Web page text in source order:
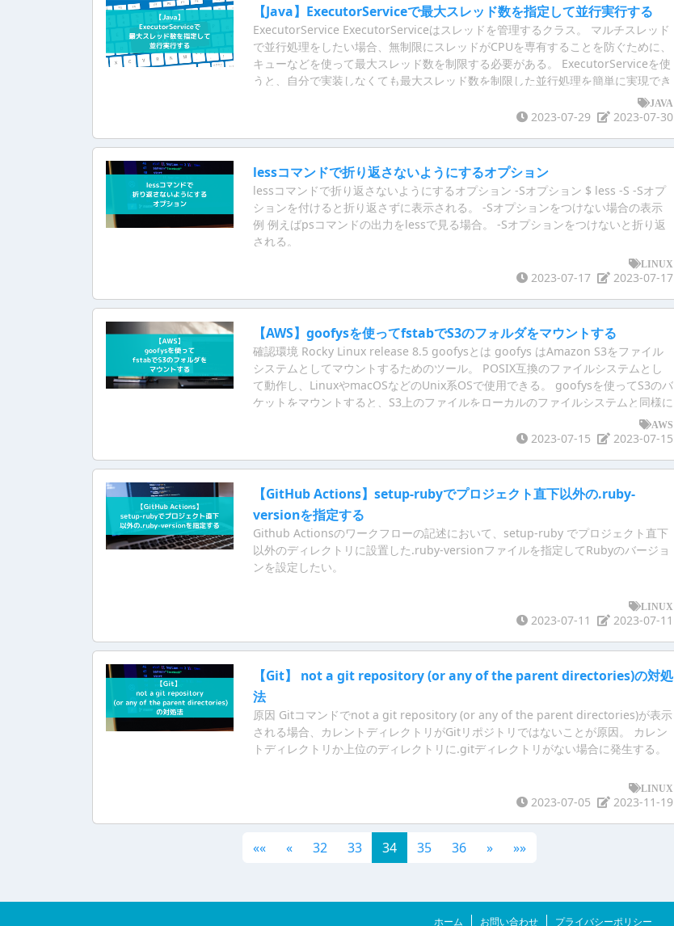
【Java】ExecutorServiceで最大スレッド数を指定して並行実行する
ExecutorService ExecutorServiceはスレッドを管理するクラス。 マルチスレッド
で並行処理をしたい場合、無制限にスレッドがCPUを専有することを防ぐために、
キューなどを使って最大スレッド数を制限する必要がある。 ExecutorServiceを使
うと、自分で実装しなくても最大スレッド数を制限した並行処理を簡単に実現でき
JAVA
2023-07-29 2023-07-30
lessコマンドで折り返さないようにするオプション
lessコマンドで折り返さないようにするオプション -Sオプション $ less -S -Sオプ
ションを付けると折り返さずに表示される。 -Sオプションをつけない場合の表示
例 例えばpsコマンドの出力をlessで見る場合。 -Sオプションをつけないと折り返
される。
LINUX
2023-07-17 2023-07-17
【AWS】goofysを使ってfstabでS3のフォルダをマウントする
確認環境 Rocky Linux release 8.5 goofysとは goofys はAmazon S3をファイル
システムとしてマウントするためのツール。 POSIX互換のファイルシステムとし
て動作し、LinuxやmacOSなどのUnix系OSで使用できる。 goofysを使ってS3のバ
ケットをマウントすると、S3上のファイルをローカルのファイルシステムと同様に
AWS
2023-07-15 2023-07-15
【GitHub Actions】setup-rubyでプロジェクト直下以外の.ruby-
versionを指定する
Github Actionsのワークフローの記述において、setup-ruby でプロジェクト直下
以外のディレクトリに設置した.ruby-versionファイルを指定してRubyのバージョ
ンを設定したい。
LINUX
2023-07-11 2023-07-11
【Git】 not a git repository (or any of the parent directories)の対処
法
原因 Gitコマンドでnot a git repository (or any of the parent directories)が表示
される場合、カレントディレクトリがGitリポジトリではないことが原因。 カレン
トディレクトリか上位のディレクトリに.gitディレクトリがない場合に発生する。
LINUX
2023-07-05 2023-11-19
«« « 32 33 34 35 36 » »»
ホーム お問い合わせ プライバシーポリシー